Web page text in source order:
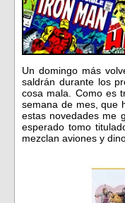
Un domingo más
saldrán durante los
cosa mala. Como es
semana de mes, que
estas novedades me
esperado tomo
mezclan aviones y